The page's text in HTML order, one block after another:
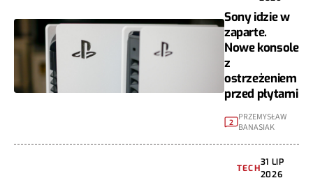
Sony idzie w
zaparte.
Nowe konsole
z
ostrzeżeniem
przed płytami
2 PRZEMYSŁAW
BANASIAK
TECH
31 LIP
2026